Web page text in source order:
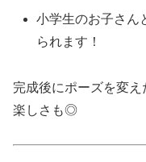
小学生のお子さん
られます！
完成後にポーズを変
楽しさも◎